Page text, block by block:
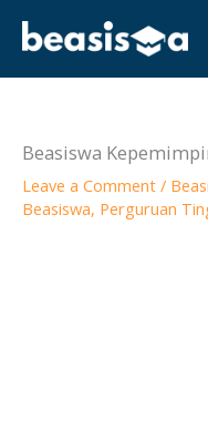
content
Beasiswa
Leave a Comment /
Beasiswa, Perguruan